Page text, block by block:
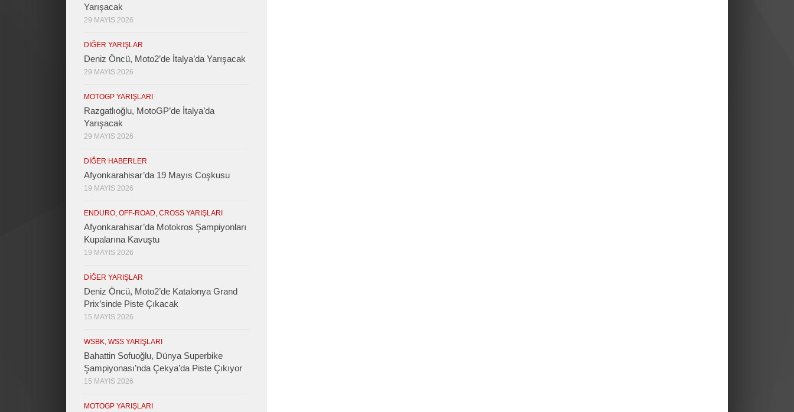
Yarışacak
29 MAYIS 2026
DIĞER YARIŞLAR
Deniz Öncü, Moto2’de İtalya’da Yarışacak
29 MAYIS 2026
MOTOGP YARIŞLARI
Razgatlıoğlu, MotoGP’de İtalya’da
Yarışacak
29 MAYIS 2026
DIĞER HABERLER
Afyonkarahisar’da 19 Mayıs Coşkusu
19 MAYIS 2026
ENDURO, OFF-ROAD, CROSS YARIŞLARI
Afyonkarahisar’da Motokros Şampiyonları
Kupalarına Kavuştu
19 MAYIS 2026
DIĞER YARIŞLAR
Deniz Öncü, Moto2’de Katalonya Grand
Prix’sinde Piste Çıkacak
15 MAYIS 2026
WSBK, WSS YARIŞLARI
Bahattin Sofuoğlu, Dünya Superbike
Şampiyonası’nda Çekya’da Piste Çıkıyor
15 MAYIS 2026
MOTOGP YARIŞLARI